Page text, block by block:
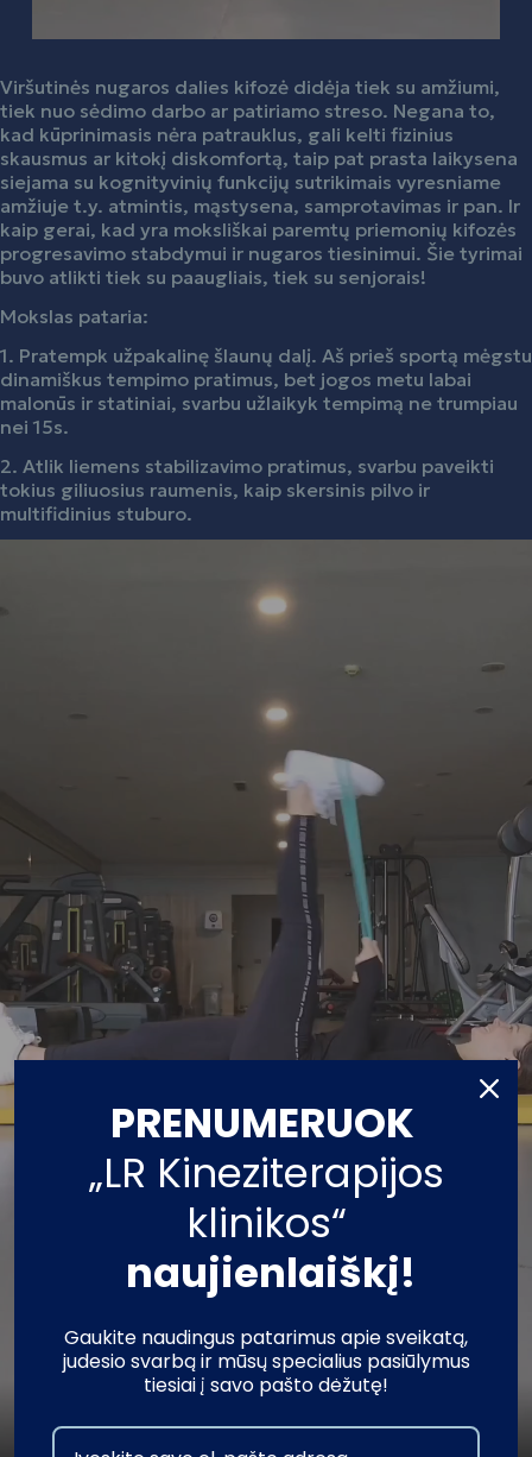
Viršutinės nugaros dalies kifozė didėja tiek su amžiumi,
tiek nuo sėdimo darbo ar patiriamo streso. Negana to,
kad kūprinimasis nėra patrauklus, gali kelti fizinius
skausmus ar kitokį diskomfortą, taip pat prasta laikysena
siejama su kognityvinių funkcijų sutrikimais vyresniame
amžiuje t.y. atmintis, mąstysena, samprotavimas ir pan. Ir
kaip gerai, kad yra moksliškai paremtų priemonių kifozės
progresavimo stabdymui ir nugaros tiesinimui. Šie tyrimai
buvo atlikti tiek su paaugliais, tiek su senjorais!
Mokslas pataria:
1. Pratempk užpakalinę šlaunų dalį. Aš prieš sportą mėgstu
dinamiškus tempimo pratimus, bet jogos metu labai
malonūs ir statiniai, svarbu užlaikyk tempimą ne trumpiau
nei 15s.
2. Atlik liemens stabilizavimo pratimus, svarbu paveikti
tokius giliuosius raumenis, kaip skersinis pilvo ir
multifidinius stuburo.
PRENUMERUOK
„LR Kineziterapijos
klinikos“
naujienlaiškį!
Gaukite naudingus patarimus apie sveikatą,
judesio svarbą ir mūsų specialius pasiūlymus
tiesiai į savo pašto dėžutę!